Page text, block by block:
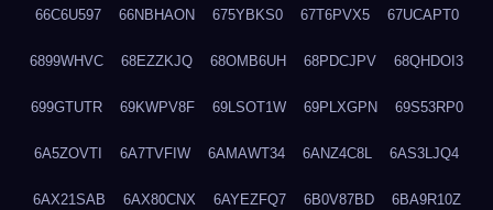
66C6U597 66NBHAON 675YBKS0 67T6PVX5 67UCAPT0
6899WHVC 68EZZKJQ 68OMB6UH 68PDCJPV 68QHDOI3
699GTUTR 69KWPV8F 69LSOT1W 69PLXGPN 69S53RP0
6A5ZOVTI 6A7TVFIW 6AMAWT34 6ANZ4C8L 6AS3LJQ4
6AX21SAB 6AX80CNX 6AYEZFQ7 6B0V87BD 6BA9R10Z